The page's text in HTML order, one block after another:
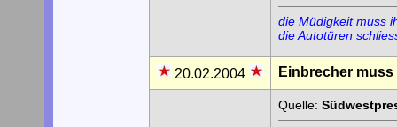
die Müdigkeit muss
die Autotüren
20.02.2004 Einbrecher
Quelle: